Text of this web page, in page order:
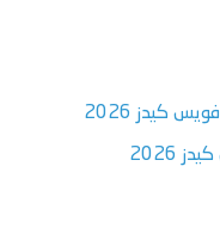
كيدز 2026
2026